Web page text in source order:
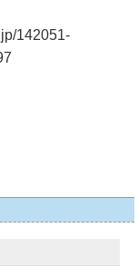
142051-